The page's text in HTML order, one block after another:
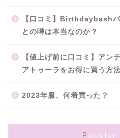
【口コミ】Birthdaybash
との噂は本当なのか？
【値上げ前に口コミ】アン
アトゥーラをお得に買う方法
2023年服、何着買った？